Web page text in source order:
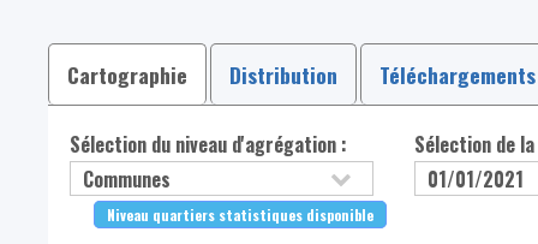
Cartographie Distribution Téléchargements
Sélection du niveau d'agrégation :
Niveau quartiers statistiques disponible
Sélection de